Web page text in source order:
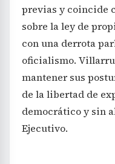
previas y coincide
sobre la ley de
con una derrota
oficialismo.
mantener sus
de la libertad de
democrático y sin
Ejecutivo.